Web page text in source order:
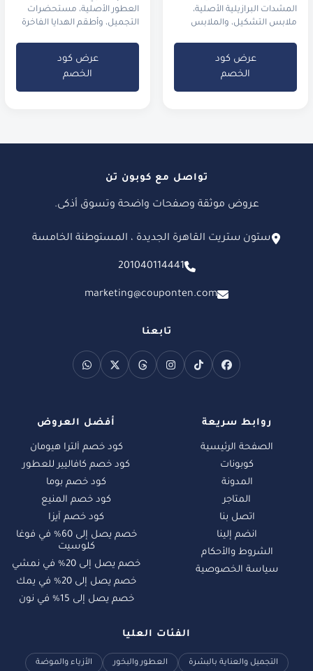
المشدات البرازيلية الأصلية،
ملابس التشكيل، والملابس
عرض كود
الخصم
العطور الأصلية، مستحضرات
التجميل، وأطقم الهدايا الفاخرة
عرض كود
الخصم
تواصل مع كوبون تن
عروض موثقة وصفحات واضحة وتسوق أذكى.
ستون ستريت القاهرة الجديدة ، المستوطنة الخامسة
201040114441
marketing@couponten.com
تابعنا
روابط سريعة
الصفحة الرئيسية
كوبونات
المدونة
المتاجر
اتصل بنا
انضم إلينا
الشروط والأحكام
سياسة الخصوصية
أفضل العروض
كود خصم ألترا هيومان
كود خصم كافاليير للعطور
كود خصم بوما
كود خصم المنيع
كود خصم آيزا
خصم يصل إلى 60% في فوغا
كلوسيت
خصم يصل إلى 20% في نمشي
خصم يصل إلى 20% في يمك
خصم يصل إلى 15% في نون
الفئات العليا
التجميل والعناية بالبشرة العطور والبخور الأزياء والموضة